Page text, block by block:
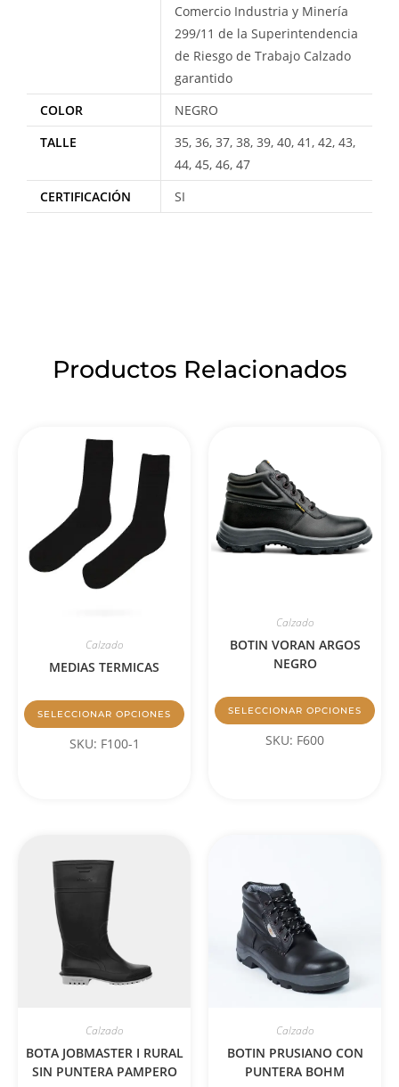
Comercio Industria y Minería
299/11 de la Superintendencia
de Riesgo de Trabajo Calzado
garantido
COLOR
NEGRO
TALLE
35, 36, 37, 38, 39, 40, 41, 42, 43,
44, 45, 46, 47
CERTIFICACIÓN
SI
Productos Relacionados
Calzado
MEDIAS TERMICAS
SELECCIONAR OPCIONES
SKU: F100-1
Calzado
BOTIN VORAN ARGOS
NEGRO
SELECCIONAR OPCIONES
SKU: F600
Calzado
BOTA JOBMASTER I RURAL
SIN PUNTERA PAMPERO
Calzado
BOTIN PRUSIANO CON
PUNTERA BOHM